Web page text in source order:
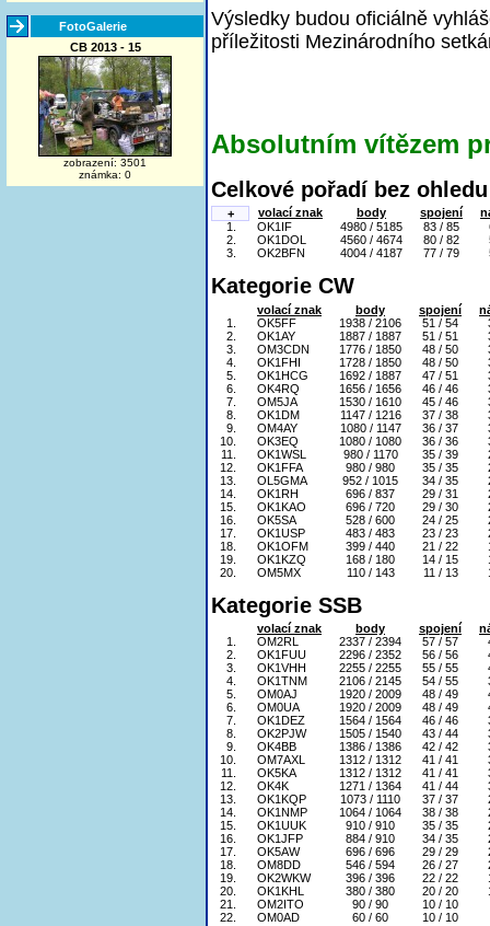
FotoGalerie
CB 2013 - 15
zobrazení: 3501
známka: 0
Výsledky budou oficiálně
příležitosti Mezinárodního
Absolutním vítězem
Celkové pořadí bez
+ volací znak body spojení
1.
OK1IF 4980 / 5185 83 / 85
2.
OK1DOL 4560 / 4674 80 / 82
3.
OK2BFN 4004 / 4187 77 / 79
Kategorie CW
volací znak body spojení
1.
OK5FF 1938 / 2106 51 / 54
2.
OK1AY 1887 / 1887 51 / 51
3.
OM3CDN 1776 / 1850 48 / 50
4.
OK1FHI 1728 / 1850 48 / 50
5.
OK1HCG 1692 / 1887 47 / 51
6.
OK4RQ 1656 / 1656 46 / 46
7.
OM5JA 1530 / 1610 45 / 46
8.
OK1DM 1147 / 1216 37 / 38
9.
OM4AY 1080 / 1147 36 / 37
10.
OK3EQ 1080 / 1080 36 / 36
11.
OK1WSL 980 / 1170 35 / 39
12.
OK1FFA 980 / 980 35 / 35
13.
OL5GMA 952 / 1015 34 / 35
14.
OK1RH 696 / 837 29 / 31
15.
OK1KAO 696 / 720 29 / 30
16.
OK5SA 528 / 600 24 / 25
17.
OK1USP 483 / 483 23 / 23
18.
OK1OFM 399 / 440 21 / 22
19.
OK1KZQ 168 / 180 14 / 15
20.
OM5MX 110 / 143 11 / 13
Kategorie SSB
volací znak body spojení
1.
OM2RL 2337 / 2394 57 / 57
2.
OK1FUU 2296 / 2352 56 / 56
3.
OK1VHH 2255 / 2255 55 / 55
4.
OK1TNM 2106 / 2145 54 / 55
5.
OM0AJ 1920 / 2009 48 / 49
6.
OM0UA 1920 / 2009 48 / 49
7.
OK1DEZ 1564 / 1564 46 / 46
8.
OK2PJW 1505 / 1540 43 / 44
9.
OK4BB 1386 / 1386 42 / 42
10.
OM7AXL 1312 / 1312 41 / 41
11.
OK5KA 1312 / 1312 41 / 41
12.
OK4K 1271 / 1364 41 / 44
13.
OK1KQP 1073 / 1110 37 / 37
14.
OK1NMP 1064 / 1064 38 / 38
15.
OK1UUK 910 / 910 35 / 35
16.
OK1JFP 884 / 910 34 / 35
17.
OK5AW 696 / 696 29 / 29
18.
OM8DD 546 / 594 26 / 27
19.
OK2WKW 396 / 396 22 / 22
20.
OK1KHL 380 / 380 20 / 20
21.
OM2ITO 90 / 90
10 / 10
22.
OM0AD 60 / 60 10 / 10